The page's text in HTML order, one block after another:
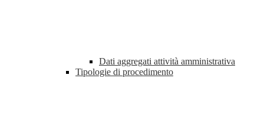
Dati aggregati attività amministrativa
Tipologie di procedimento